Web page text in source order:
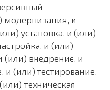
модернизация, и
установка, и (или)
и (или)
(или) внедрение, и
(или) тестирование,
техническая